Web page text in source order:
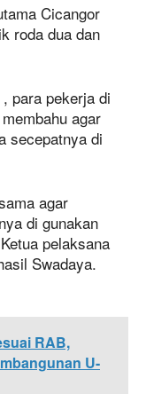
Cicangor
roda dua dan
para pekerja di
agar
secepatnya di
agar
di gunakan
pelaksana
Swadaya.
RAB,
U-